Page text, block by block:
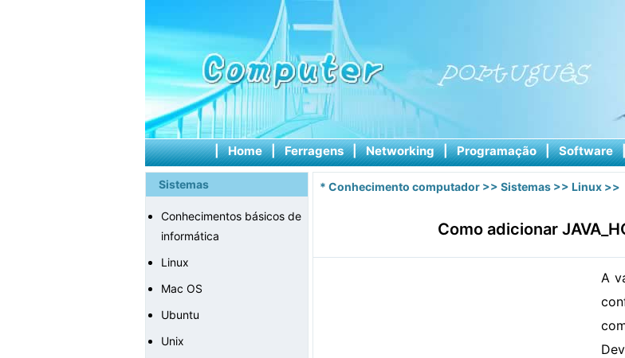
| Home | Ferragens | Networking | Programação | Software
Sistemas
Conhecimentos básicos de
informática
Linux
Mac OS
Ubuntu
Unix
* Conhecimento computador >> Sistemas >> Linux >>
Como adicionar
A